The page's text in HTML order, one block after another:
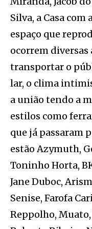
Silva, a Casa
espaço que
ocorrem diversas
transportar o
lar, o clima
a união tendo a
estilos como
que já passaram
estão Azymuth,
Toninho Horta,
Jane Duboc,
Senise, Farofa
Reppolho,